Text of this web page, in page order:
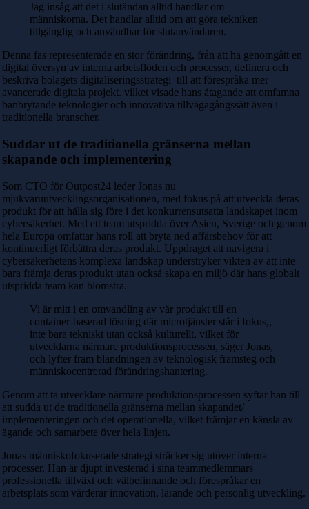
Jag insåg att det i slutändan alltid handlar om
människorna. Det handlar alltid om att göra tekniken
tillgänglig och användbar för slutanvändaren.
Denna fas representerade en stor förändring, från att ha genomgått en
digital översyn av interna arbetsflöden och processer, definera och
beskriva bolagets digitaliseringsstrategi till att förespråka mer
avancerade digitala projekt. vilket visade hans åtagande att omfamna
banbrytande teknologier och innovativa tillvägagångssätt även i
traditionella branscher.
Suddar ut de traditionella gränserna mellan
skapande och implementering
Som CTO för Outpost24 leder Jonas nu
mjukvaruutvecklingsorganisationen, med fokus på att utveckla deras
produkt för att hålla sig före i det konkurrensutsatta landskapet inom
cybersäkerhet. Med ett team utspridda över Asien, Sverige och genom
hela Europa omfattar hans roll att bryta ned affärsbehov för att
kontinuerligt förbättra deras produkt. Uppdraget att navigera i
cybersäkerhetens komplexa landskap understryker vikten av att inte
bara främja deras produkt utan också skapa en miljö där hans globalt
utspridda team kan blomstra.
Vi är mitt i en omvandling av vår produkt till en
container-baserad lösning där microtjänster står i fokus,,
inte bara tekniskt utan också kulturellt, vilket för
utvecklarna närmare produktionsprocessen, säger Jonas,
och lyfter fram blandningen av teknologisk framsteg och
människocentrerad förändringshantering.
Genom att ta utvecklare närmare produktionsprocessen syftar han till
att sudda ut de traditionella gränserna mellan skapandet/
implementeringen och det operationella, vilket främjar en känsla av
ägande och samarbete över hela linjen.
Jonas människofokuserade strategi sträcker sig utöver interna
processer. Han är djupt investerad i sina teammedlemmars
professionella tillväxt och välbefinnande och förespråkar en
arbetsplats som värderar innovation, lärande och personlig utveckling.